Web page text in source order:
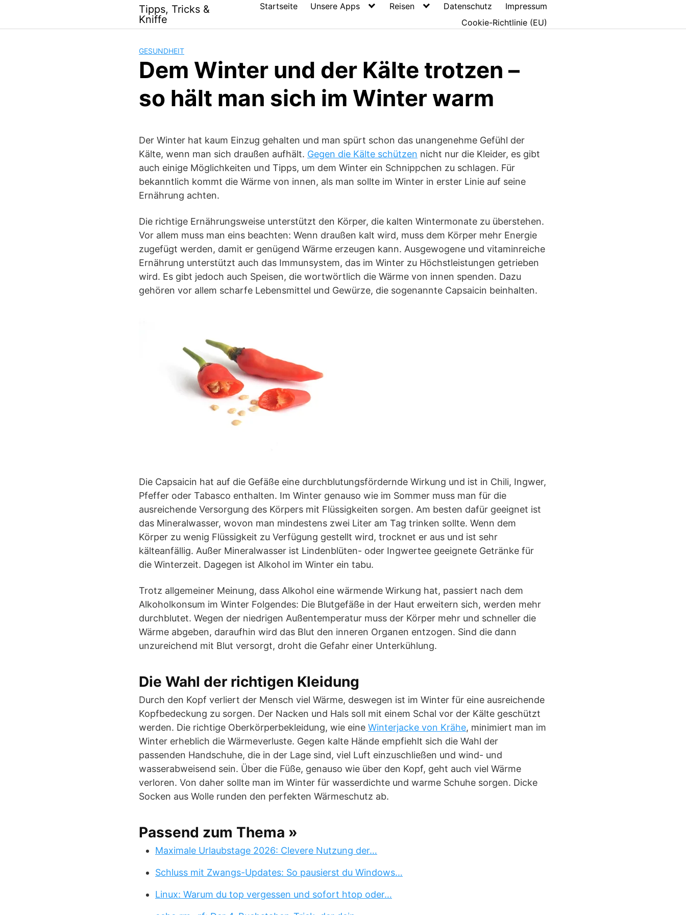
content
Tipps, Tricks &
Kniffe
Startseite Unsere Apps Reisen Datenschutz
Impressum
Cookie-Richtlinie (EU)
GESUNDHEIT
Dem Winter und der Kälte trotzen –
so hält man sich im Winter warm
Der Winter hat kaum Einzug gehalten und man spürt schon das unangenehme Gefühl der
Kälte, wenn man sich draußen aufhält. Gegen die Kälte schützen nicht nur die Kleider, es gibt
auch einige Möglichkeiten und Tipps, um dem Winter ein Schnippchen zu schlagen. Für
bekanntlich kommt die Wärme von innen, als man sollte im Winter in erster Linie auf seine
Ernährung achten.
Die richtige Ernährungsweise unterstützt den Körper, die kalten Wintermonate zu überstehen.
Vor allem muss man eins beachten: Wenn draußen kalt wird, muss dem Körper mehr Energie
zugefügt werden, damit er genügend Wärme erzeugen kann. Ausgewogene und vitaminreiche
Ernährung unterstützt auch das Immunsystem, das im Winter zu Höchstleistungen getrieben
wird. Es gibt jedoch auch Speisen, die wortwörtlich die Wärme von innen spenden. Dazu
gehören vor allem scharfe Lebensmittel und Gewürze, die sogenannte Capsaicin beinhalten.
Die Capsaicin hat auf die Gefäße eine durchblutungsfördernde Wirkung und ist in Chili, Ingwer,
Pfeffer oder Tabasco enthalten. Im Winter genauso wie im Sommer muss man für die
ausreichende Versorgung des Körpers mit Flüssigkeiten sorgen. Am besten dafür geeignet ist
das Mineralwasser, wovon man mindestens zwei Liter am Tag trinken sollte. Wenn dem
Körper zu wenig Flüssigkeit zu Verfügung gestellt wird, trocknet er aus und ist sehr
kälteanfällig. Außer Mineralwasser ist Lindenblüten- oder Ingwertee geeignete Getränke für
die Winterzeit. Dagegen ist Alkohol im Winter ein tabu.
Trotz allgemeiner Meinung, dass Alkohol eine wärmende Wirkung hat, passiert nach dem
Alkoholkonsum im Winter Folgendes: Die Blutgefäße in der Haut erweitern sich, werden mehr
durchblutet. Wegen der niedrigen Außentemperatur muss der Körper mehr und schneller die
Wärme abgeben, daraufhin wird das Blut den inneren Organen entzogen. Sind die dann
unzureichend mit Blut versorgt, droht die Gefahr einer Unterkühlung.
Die Wahl der richtigen Kleidung
Durch den Kopf verliert der Mensch viel Wärme, deswegen ist im Winter für eine ausreichende
Kopfbedeckung zu sorgen. Der Nacken und Hals soll mit einem Schal vor der Kälte geschützt
werden. Die richtige Oberkörperbekleidung, wie eine Winterjacke von Krähe, minimiert man im
Winter erheblich die Wärmeverluste. Gegen kalte Hände empfiehlt sich die Wahl der
passenden Handschuhe, die in der Lage sind, viel Luft einzuschließen und wind- und
wasserabweisend sein. Über die Füße, genauso wie über den Kopf, geht auch viel Wärme
verloren. Von daher sollte man im Winter für wasserdichte und warme Schuhe sorgen. Dicke
Socken aus Wolle runden den perfekten Wärmeschutz ab.
Passend zum Thema »
Maximale Urlaubstage 2026: Clevere Nutzung der…
Schluss mit Zwangs-Updates: So pausierst du Windows…
Linux: Warum du top vergessen und sofort htop oder…